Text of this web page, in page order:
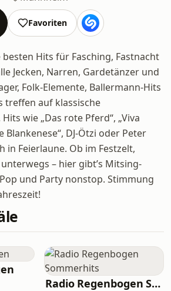
Favoriten
Hits für Fasching, Fastnacht
Jecken, Narren, Gardetänzer und
Folk-Elemente, Ballermann-Hits
treffen auf klassische
wie „Das rote Pferd“, „Viva
Blankenese“, DJ-Ötzi oder Peter
in Feierlaune. Ob im Festzelt,
– hier gibt’s Mitsing-
Pop und Party nonstop. Stimmung
Radio Regenbogen Sommerhits